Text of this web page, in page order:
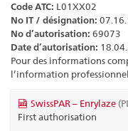
Code ATC: L01XX02
No IT / désignation:
No d’autorisation: 69073
Date d’autorisation:
Pour des informations
l’information
SwissPAR – Enrylaze
First authorisation